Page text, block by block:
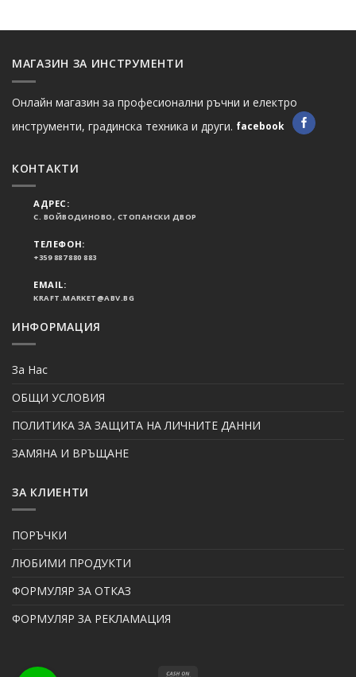
МАГАЗИН ЗА ИНСТРУМЕНТИ
Онлайн магазин за професионални ръчни и електро
инструменти, градинска техника и други. facebook
КОНТАКТИ
АДРЕС:
С. ВОЙВОДИНОВО, СТОПАНСКИ ДВОР
ТЕЛЕФОН:
+359 887 880 883
EMAIL:
KRAFT.MARKET@ABV.BG
ИНФОРМАЦИЯ
За Нас
ОБЩИ УСЛОВИЯ
ПОЛИТИКА ЗА ЗАЩИТА НА ЛИЧНИТЕ ДАННИ
ЗАМЯНА И ВРЪЩАНЕ
ЗА КЛИЕНТИ
ПОРЪЧКИ
ЛЮБИМИ ПРОДУКТИ
ФОРМУЛЯР ЗА ОТКАЗ
ФОРМУЛЯР ЗА РЕКЛАМАЦИЯ